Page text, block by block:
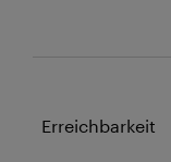
Erreichbarkeit